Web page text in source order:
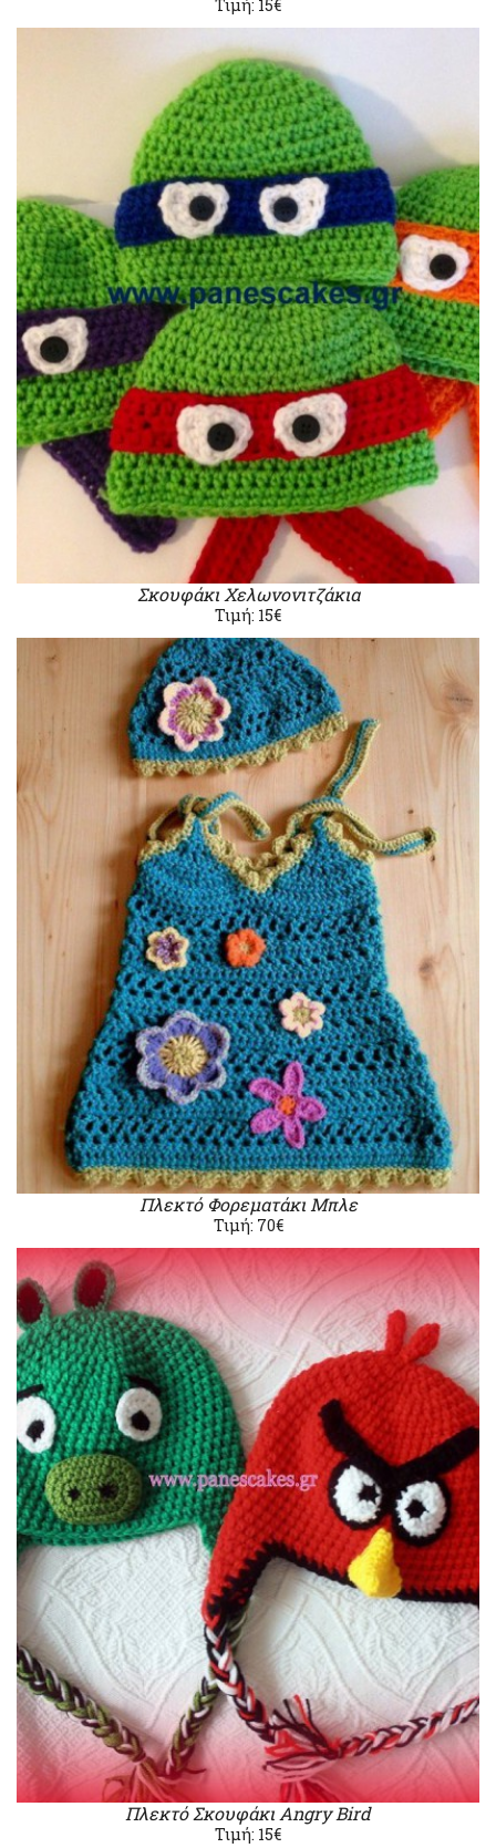
Τιμή: 15€
Σκουφάκι Χελωνονιτζάκια
Τιμή: 15€
Πλεκτό Φορεματάκι Μπλε
Τιμή: 70€
Πλεκτό Σκουφάκι Angry Bird
Τιμή: 15€